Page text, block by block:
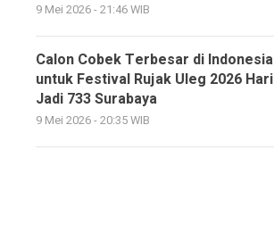
9 Mei 2026 - 21:46 WIB
Calon Cobek Terbesar di Indonesia
untuk Festival Rujak Uleg 2026 Hari
Jadi 733 Surabaya
9 Mei 2026 - 20:35 WIB